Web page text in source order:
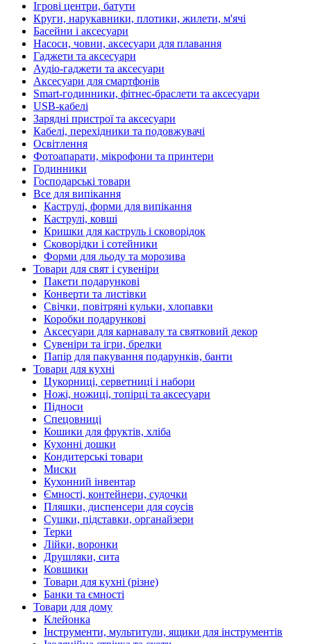
Ігрові центри, батути
Круги, нарукавники, плотики, жилети, м'ячі
Басейни і аксесуари
Насоси, човни, аксесуари для плавання
Гаджети та аксесуари
Аудіо-гаджети та аксесуари
Аксесуари для смартфонів
Smart-годинники, фітнес-браслети та аксесуари
USB-кабелі
Зарядні пристрої та аксесуари
Кабелі, перехідники та подовжувачі
Освітлення
Фотоапарати, мікрофони та принтери
Годинники
Господарські товари
Все для випікання
Каструлі, форми для випікання
Каструлі, ковші
Кришки для каструль і сковорідок
Сковорідки і сотейники
Форми для льоду та морозива
Товари для свят і сувеніри
Пакети подарункові
Конверти та листівки
Свічки, повітряні кульки, хлопавки
Коробки подарункові
Аксесуари для карнавалу та святковий декор
Сувеніри та ігри, брелки
Папір для пакування подарунків, банти
Товари для кухні
Цукорниці, серветниці і набори
Ножі, ножиці, топірці та аксесуари
Підноси
Спецовниці
Кошики для фруктів, хліба
Кухонні дошки
Кондитерські товари
Миски
Кухонний інвентар
Ємності, контейнери, судочки
Пляшки, диспенсери для соусів
Сушки, підставки, органайзери
Терки
Лійки, воронки
Друшляки, сита
Ковшики
Товари для кухні (різне)
Банки та ємності
Товари для дому
Клейонка
Інструменти, мультитули, ящики для інструментів